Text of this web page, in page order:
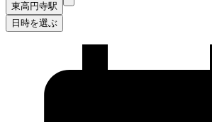
東高円寺駅
日時を選ぶ